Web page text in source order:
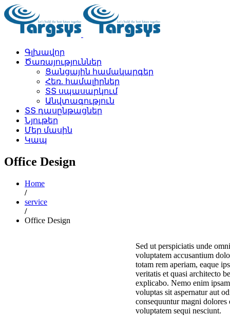
Գլխավոր
Ծառայություններ
Ցանցային համակարգեր
Հեռ. համալիրներ
ՏՏ սպասարկում
Անվտագություն
ՏՏ դասընթացներ
Նյութեր
Մեր մասին
Կապ
Office Design
Home
/
service
/
Office Design
Sed ut perspiciatis unde
voluptatem accusantium
totam rem aperiam, eaque
veritatis et quasi architecto
explicabo. Nemo enim
voluptas sit aspernatur aut
consequuntur magni dolores
voluptatem sequi nesciunt.